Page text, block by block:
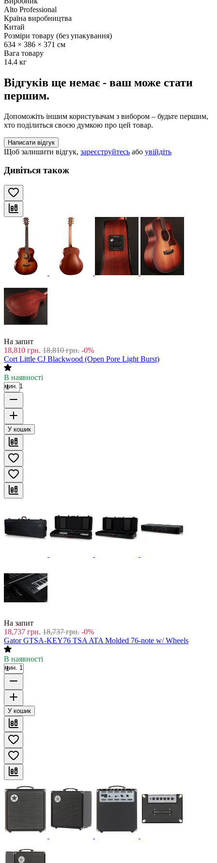
Alto Professional
Країна виробництва
Китай
Розміри товару (без упакування)
634 × 386 × 371 см
Вага товару
14.4 кг
Відгуків ще немає - ваш може стати
першим.
Допоможіть іншим користувачам з вибором – будьте першим,
хто поділиться своєю думкою про цей товар.
Написати відгук
Щоб залишити відгук, зареєструйтесь або увійдіть
Дивіться також
На запит
18,810 грн. 18,810 грн. -0%
Cort Little CJ Blackwood (Open Pore Light Burst)
В наявності
мин. 1
У кошик
На запит
18,737 грн. 18,737 грн. -0%
Gator GTSA-KEY76 TSA ATA Molded 76-note w/ Wheels
В наявності
мин. 1
У кошик